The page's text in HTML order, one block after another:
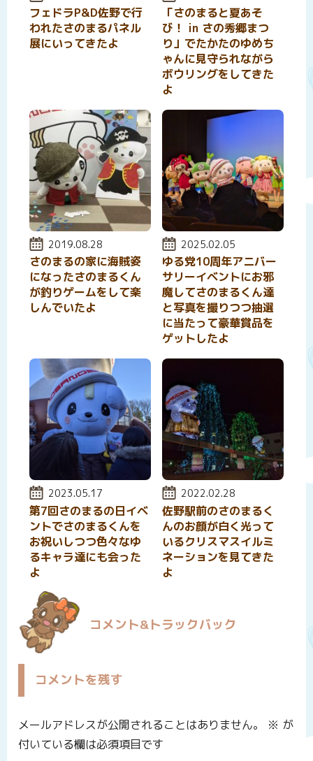
フェドラP&D佐野で行
われたさのまるパネル
展にいってきたよ
「さのまると夏あそ
び！ in さの秀郷まつ
り」でたかたのゆめち
ゃんに見守られながら
ボウリングをしてきた
よ
投稿日:
2019.08.28
さのまるの家に海賊姿
になったさのまるくん
が釣りゲームをして楽
しんでいたよ
投稿日:
2025.02.05
ゆる党10周年アニバー
サリーイベントにお邪
魔してさのまるくん達
と写真を撮りつつ抽選
に当たって豪華賞品を
ゲットしたよ
投稿日:
2023.05.17
第7回さのまるの日イベ
ントでさのまるくんを
お祝いしつつ色々なゆ
るキャラ達にも会った
よ
投稿日:
2022.02.28
佐野駅前のさのまるく
んのお顔が白く光って
いるクリスマスイルミ
ネーションを見てきた
よ
コメント&トラックバック
コメントを残す
メールアドレスが公開されることはありません。 ※ が
付いている欄は必須項目です